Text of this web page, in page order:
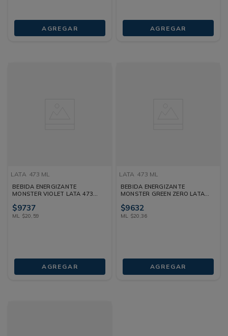
AGREGAR AGREGAR
LATA 473 ML
BEBIDA ENERGIZANTE
MONSTER VIOLET LATA 473
$9737
ML $20 59
AGREGAR
LATA 473 ML
BEBIDA ENERGIZANTE
MONSTER GREEN ZERO LATA
$9632
ML $20 36
AGREGAR